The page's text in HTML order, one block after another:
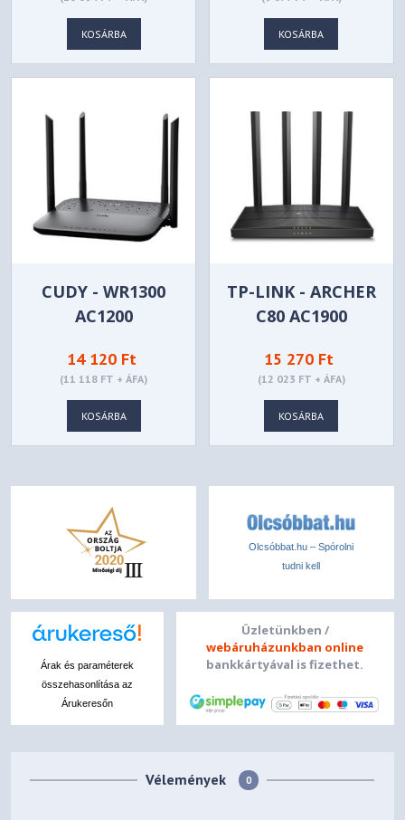
KOSÁRBA KOSÁRBA
CUDY - WR1300
AC1200
14 120 Ft
(11 118 FT + ÁFA)
KOSÁRBA
TP-LINK - ARCHER
C80 AC1900
15 270 Ft
(12 023 FT + ÁFA)
KOSÁRBA
Olcsóbbat.hu – Spórolni
tudni kell
Árak és paraméterek
összehasonlítása az
Árukeresőn
Üzletünkben /
webáruházunkban online
bankkártyával is fizethet.
Vélemények 0